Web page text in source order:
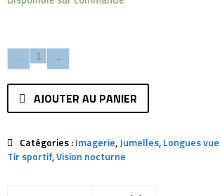
AJOUTER AU PANIER
Catégories :Imagerie,Jumelles,Longues
Tir sportif,Vision nocturne